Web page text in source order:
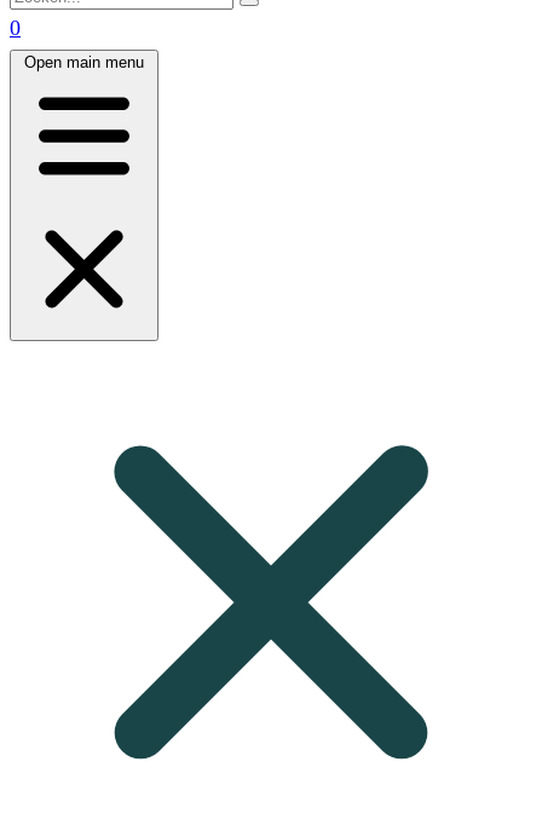
0
Open main menu